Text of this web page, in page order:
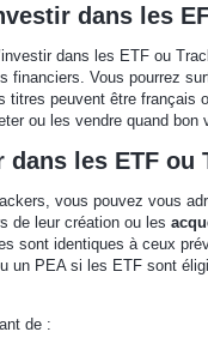
dans les
dans les ETF ou
financiers. Vous pourrez
titres peuvent être français
ou les vendre quand bon
les ETF ou
vous pouvez vous
de leur création ou les
sont identiques à ceux
un PEA si les ETF sont
de :